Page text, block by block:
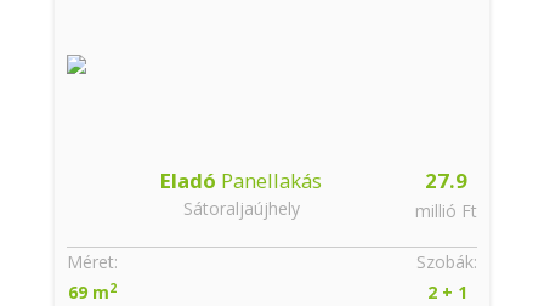
27.9
millió Ft
Eladó Panellakás
Sátoraljaújhely
Szobák:
2 + 1
Méret:
69 m2